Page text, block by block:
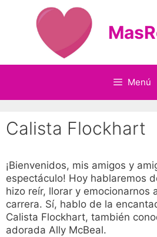
contenido
Menú
Calista Flockhart
¡Bienvenidos, mis amigos y
espectáculo! Hoy hablaremos
hizo reír, llorar y emocionarnos
carrera. Sí, hablo de la
Calista Flockhart, también
adorada Ally McBeal.